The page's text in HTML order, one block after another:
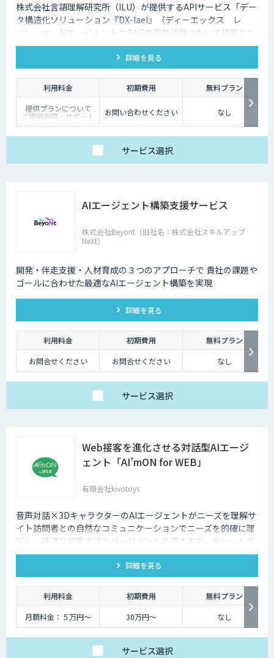
株式会社言語理解研究所（ILU）が提供するAPIサービス「デー
タ構造化ソリューション『DX-laei』（ディーエックス レ
イ）」は、AIエージェントやRAGの業務活用において課題とな
る「回答精度の低さ」や「利用者にプロンプト知識が求められ
る」といった運用上の問題に対し、日本語に特化した自然言語
処理技術でアプローチします。 「DX-laei」は、ドキュメント
の構造化処理に加え、ユーザーの質問意図を意味的に再構成
し、最適な検索クエリへ変換する機能を備えています。これに
より、生成AIの精度を左右する“入力精度”と“検索対象の整
備”の両面から、RAGやAIエージェントの回答品質を向上させ
ます。
詳細を見る
利用料金 初期費用
無料プラン
提供プランについて
ご提供内容・サポート
範囲の違いに応じて、
汎用的な高精度ドキュ
DX-laeiの基本的な機能
を、高精度でありなが
らコストを抑えてご利
用いただけます。
【アドバンス】
イズ（辞書構築・AI学
習）に対応したプラ
ン。
で、複雑な図表や画像
です。
【プレミアム】
アドバンスの内容に加
マイズ（高精度AI学
習・フォロー支援）に
対応するプラン。
応など、個別要件に柔
軟にお応えします。
にてご提供しておりま
詳しくはお問い合わせ
ください。
お問い合わせください なし
サービス選択
AIエージェント構築支援サービス
株式会社Beyont（旧社名：株式会社スキルアップ
NeXt）
開発・伴走支援・人材育成の３つのアプローチで 貴社の課題や
ゴールに合わせた最適なAIエージェント構築を実現
詳細を見る
利用料金 初期費用
無料プラン
お問合せください
お問合せください なし
サービス選択
Web接客を進化させる対話型AIエージ
ェント「AI’mON for WEB」
有限会社kivotoys
音声対話×3DキャラクターのAIエージェントがニーズを理解サ
イト訪問者との自然なコミュニケーションでニーズを的確に理
解し、最適な提案でコンバージョンへと導きます。チャットボ
ットを超えた最強のデジタル営業、デジタル広報担当です。
詳細を見る
利用料金 初期費用
無料プラン
月額料金：５万円〜
30万円〜 なし
サービス選択